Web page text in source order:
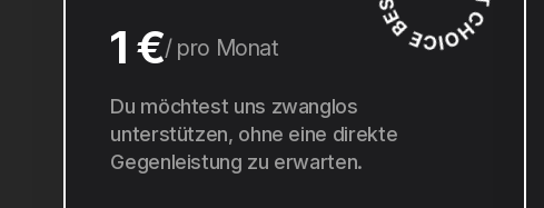
1 € pro Monat
10 € pro Jahr
Du möchtest uns zwanglos
unterstützen, ohne eine direkte
Gegenleistung zu erwarten.